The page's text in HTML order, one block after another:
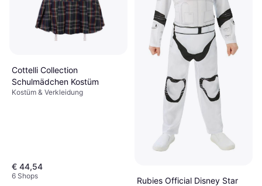
Cottelli Collection
Schulmädchen Kostüm
Kostüm & Verkleidung
€ 44,54
6 Shops
Rubies Official Disney Star